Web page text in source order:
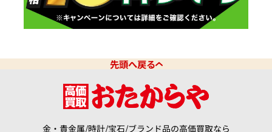
先頭へ戻る
金・貴金属/時計/宝石/ブランド品の高価買取なら